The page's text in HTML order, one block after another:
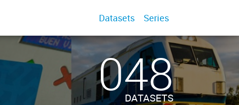
Datasets Series
048
DATASETS